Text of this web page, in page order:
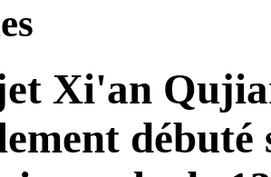
Xi'an
débuté